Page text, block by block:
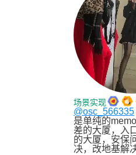
场景实现
@osc_566335
是单纯的
差的大厦，入
的大厦，安保
决，改地基解